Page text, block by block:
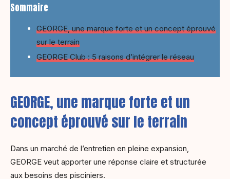
Sommaire
GEORGE, une marque forte et un concept éprouvé
sur le terrain
GEORGE Club : 5 raisons d’intégrer le réseau
GEORGE, une marque forte et un
concept éprouvé sur le terrain
Dans un marché de l’entretien en pleine expansion,
GEORGE veut apporter une réponse claire et structurée
aux besoins des pisciniers.